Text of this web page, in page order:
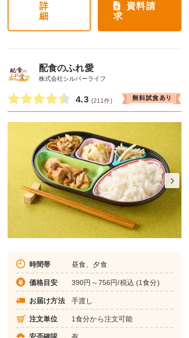
詳
細
資料請
求
配食のふれ愛
株式会社シルバーライフ
4.3 (211件)
時間帯 昼食、夕食
価格目安 390円～756円/税込 (1食分)
お届け方法 手渡し
注文単位 1食分から注文可能